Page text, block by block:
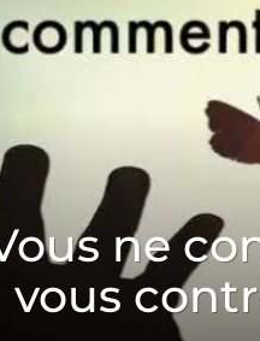
ne
vous